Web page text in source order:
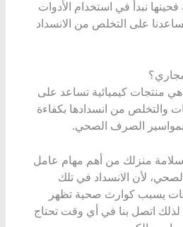
فحينها نبدأ في استخدام الأدوات
على التخلص من الانسداد
منتجات كيميائية تساعد على
والتخلص من انسدادها بكفاءة
الصرف الصحي.
منزلك من أهم مهام عامل
لأن الانسداد في تلك
يسبب كوارث صحية تظهر
لذلك اتصل بنا في أي وقت تحتاج